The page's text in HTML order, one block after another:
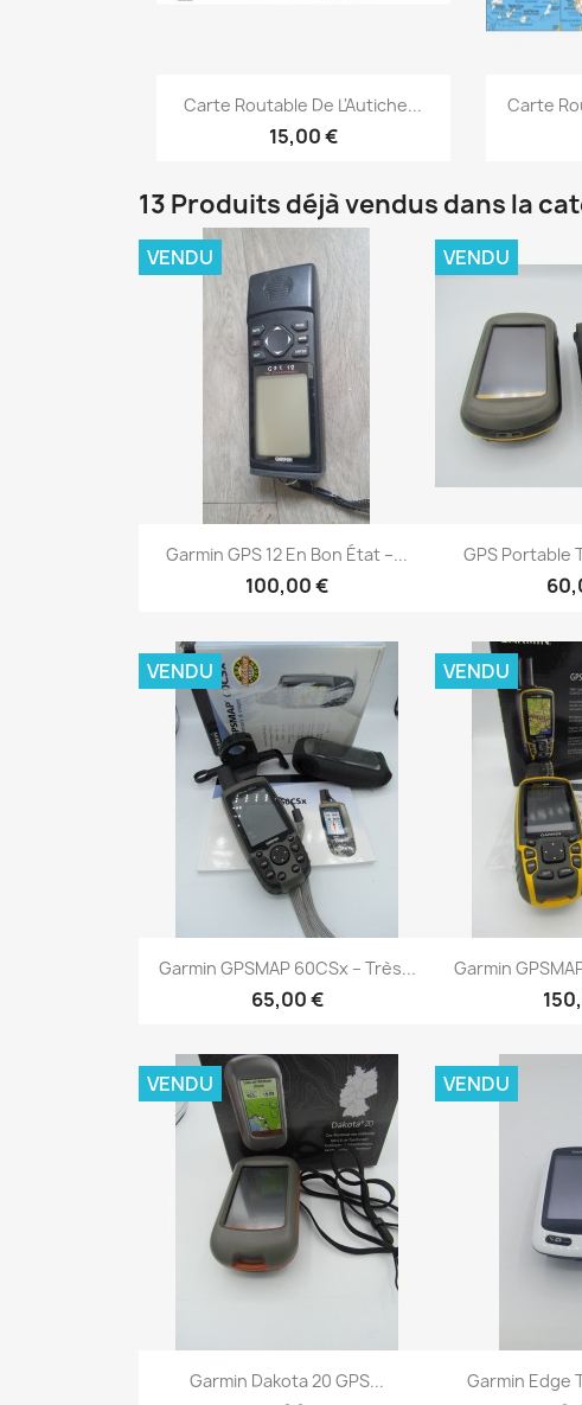
Aperçu rapide
Carte Routable De L'Autiche...
15,00 €

Carte
13 Produits déjà vendus dans la
Aperçu rapide
Garmin GPS 12 En Bon État –...
100,00 €
VENDU

GPS Portable
VENDU
Aperçu rapide
Garmin GPSMAP 60CSx – Très...
65,00 €
VENDU

Garmin
VENDU
Aperçu rapide
Garmin Dakota 20 GPS...
VENDU

Garmin Edge
VENDU